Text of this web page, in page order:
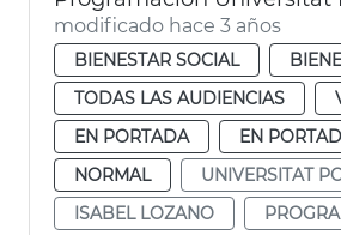
modificado hace 3 años
BIENESTAR SOCIAL
TODAS LAS AUDIENCIAS
EN PORTADA
EN
NORMAL
UNIVERSITAT
ISABEL LOZANO